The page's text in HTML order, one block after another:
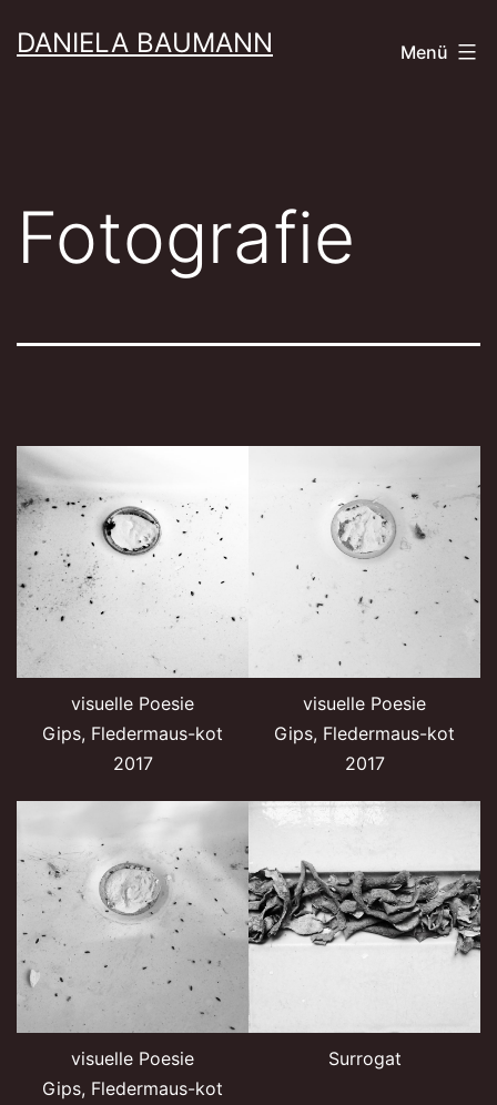
Inhalt
DANIELA BAUMANN Menü
Fotografie
visuelle Poesie
Gips, Fledermaus-kot
2017
visuelle Poesie
Gips, Fledermaus-kot
2017
visuelle Poesie
Gips, Fledermaus-kot
Surrogat